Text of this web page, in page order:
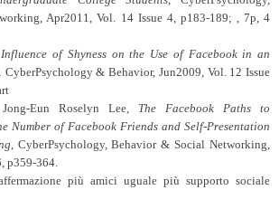
Apr2011, Vol. 14 Issue 4, p183-189; , 7p, 4
Influence of Shyness on the Use of Facebook in an
CyberPsychology & Behavior, Jun2009, Vol. 12 Issue
Jong-Eun Roselyn Lee, The Facebook Paths to
Number of Facebook Friends and Self-Presentation
, CyberPsychology, Behavior & Social Networking,
p359-364.
più amici uguale più supporto sociale